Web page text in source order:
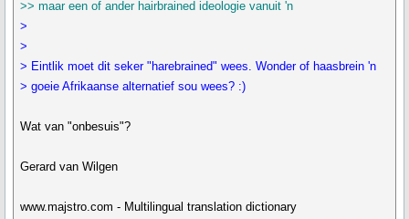
>> maar een of ander hairbrained ideologie vanuit 'n
>
>
> Eintlik moet dit seker "harebrained" wees. Wonder of haasbrein 'n
> goeie Afrikaanse alternatief sou wees? :)
Wat van "onbesuis"?
Gerard van Wilgen
www.majstro.com - Multilingual translation dictionary